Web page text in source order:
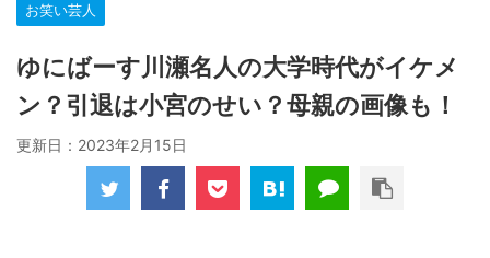
お笑い芸人
ゆにばーす川瀬名人の大学時代がイケメ
ン？引退は小宮のせい？母親の画像も！
更新日： 2023年2月15日